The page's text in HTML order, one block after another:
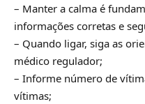
– Manter a calma é
informações corretas e
– Quando ligar, siga as
médico regulador;
– Informe número de
vítimas;